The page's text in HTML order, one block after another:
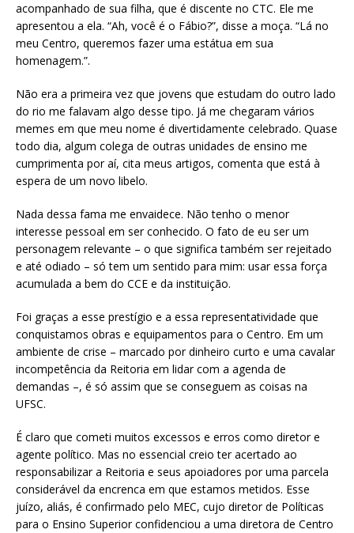
acompanhado de sua filha, que é discente no CTC. Ele me
apresentou a ela. “Ah, você é o Fábio?”, disse a moça. “Lá no
meu Centro, queremos fazer uma estátua em sua
homenagem.”.
Não era a primeira vez que jovens que estudam do outro lado
do rio me falavam algo desse tipo. Já me chegaram vários
memes em que meu nome é divertidamente celebrado. Quase
todo dia, algum colega de outras unidades de ensino me
cumprimenta por aí, cita meus artigos, comenta que está à
espera de um novo libelo.
Nada dessa fama me envaidece. Não tenho o menor
interesse pessoal em ser conhecido. O fato de eu ser um
personagem relevante – o que significa também ser rejeitado
e até odiado – só tem um sentido para mim: usar essa força
acumulada a bem do CCE e da instituição.
Foi graças a esse prestígio e a essa representatividade que
conquistamos obras e equipamentos para o Centro. Em um
ambiente de crise – marcado por dinheiro curto e uma cavalar
incompetência da Reitoria em lidar com a agenda de
demandas –, é só assim que se conseguem as coisas na
UFSC.
É claro que cometi muitos excessos e erros como diretor e
agente político. Mas no essencial creio ter acertado ao
responsabilizar a Reitoria e seus apoiadores por uma parcela
considerável da encrenca em que estamos metidos. Esse
juízo, aliás, é confirmado pelo MEC, cujo diretor de Políticas
para o Ensino Superior confidenciou a uma diretora de Centro